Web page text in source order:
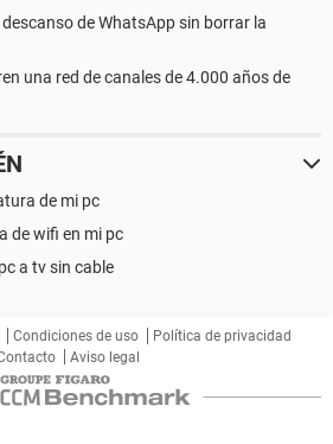
de WhatsApp sin borrar la
una red de canales de 4.000 años de
de mi pc
de wifi en mi pc
a tv sin cable
Condiciones de uso
Política de privacidad
Aviso legal